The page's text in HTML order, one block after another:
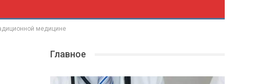
медицине
Главное